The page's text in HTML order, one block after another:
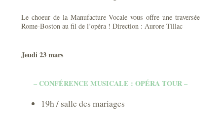
Le choeur de la Manufacture Vocale vous offre une traversée
Rome-Boston au fil de l’opéra ! Direction : Aurore Tillac
Jeudi 23 mars
– CONFÉRENCE MUSICALE : OPÉRA TOUR –
19h / salle des mariages